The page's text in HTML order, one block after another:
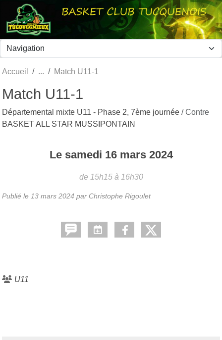
Accueil Match U11-1
Match U11-1
Départemental mixte U11 - Phase 2, 7ème journée / Contre
BASKET ALL STAR MUSSIPONTAIN
Le samedi 16 mars 2024
de 15h15 à 16h30
Publié le 13 mars 2024 par Christophe Rigoulet
U11
Panneau de gestion des cookies